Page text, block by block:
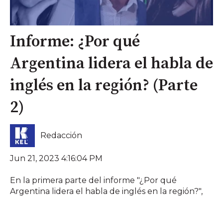
Informe: ¿Por qué
Argentina lidera el habla de
inglés en la región? (Parte
2)
Redacción
Jun 21, 2023 4:16:04 PM
En la primera parte del informe "¿Por qué
Argentina lidera el habla de inglés en la región?",